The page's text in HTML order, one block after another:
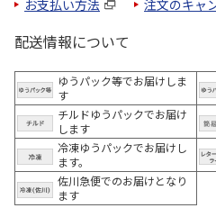
お支払い方法 注文のキャ
配送情報について
ゆうパック等でお届けしま
す
チルドゆうパックでお届け
します
冷凍ゆうパックでお届けし
ます。
佐川急便でのお届けとなり
ます